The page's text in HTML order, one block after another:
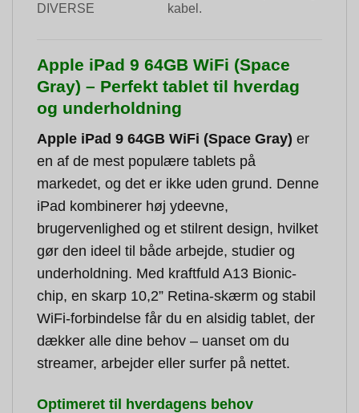
DIVERSE
kabel.
Apple iPad 9 64GB WiFi (Space
Gray) – Perfekt tablet til hverdag
og underholdning
Apple iPad 9 64GB WiFi (Space Gray) er
en af de mest populære tablets på
markedet, og det er ikke uden grund. Denne
iPad kombinerer høj ydeevne,
brugervenlighed og et stilrent design, hvilket
gør den ideel til både arbejde, studier og
underholdning. Med kraftfuld A13 Bionic-
chip, en skarp 10,2” Retina-skærm og stabil
WiFi-forbindelse får du en alsidig tablet, der
dækker alle dine behov – uanset om du
streamer, arbejder eller surfer på nettet.
Optimeret til hverdagens behov